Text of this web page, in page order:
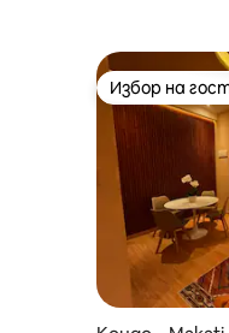
Избор на
Избор на